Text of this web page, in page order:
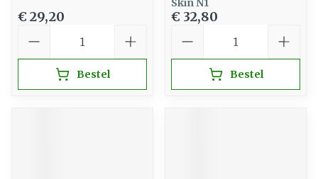
€ 29,20
Bestel
Skin N1
€ 32,80
Bestel